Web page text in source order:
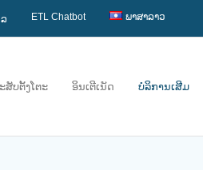
ETL Chatbot ພາສາລາວ
ສັບຕັ້ງໂຕະ ອິນເຕີເນັດ ບໍລິການເສີມ